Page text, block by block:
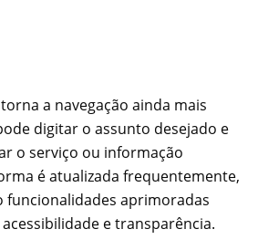
a navegação ainda mais
digitar o assunto desejado e
o serviço ou informação
é atualizada frequentemente,
funcionalidades aprimoradas
e transparência.